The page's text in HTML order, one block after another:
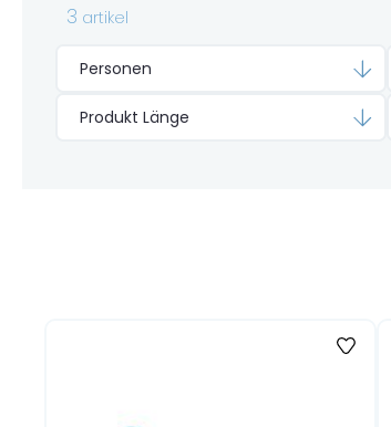
3 artikel
Personen
Produkt Länge